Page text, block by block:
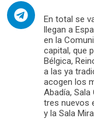
En total se
llegan a
en la
capital, que
Bélgica,
a las ya
acogen los
Abadía,
tres nuevos
y la Sala